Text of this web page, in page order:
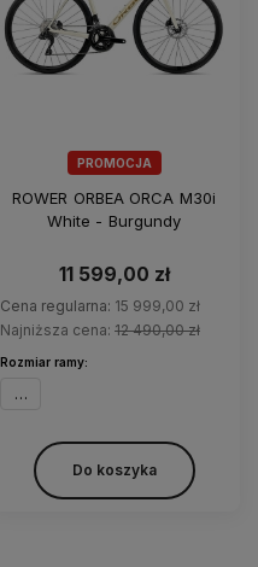
PROMOCJA
ROWER ORBEA ORCA M30i
White - Burgundy
11 599,00 zł
Cena regularna: 15 999,00 zł
Najniższa cena: 12 490,00 zł
Rozmiar ramy:
49
Do koszyka